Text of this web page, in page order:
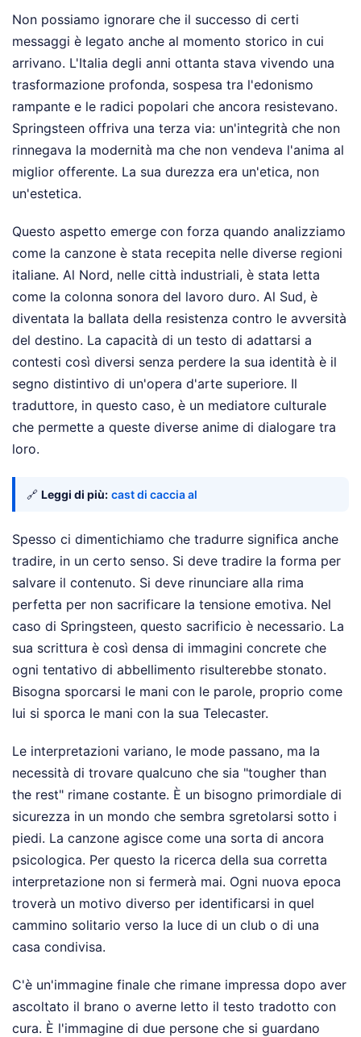
Non possiamo ignorare che il successo di certi
messaggi è legato anche al momento storico in cui
arrivano. L'Italia degli anni ottanta stava vivendo una
trasformazione profonda, sospesa tra l'edonismo
rampante e le radici popolari che ancora resistevano.
Springsteen offriva una terza via: un'integrità che non
rinnegava la modernità ma che non vendeva l'anima al
miglior offerente. La sua durezza era un'etica, non
un'estetica.
Questo aspetto emerge con forza quando analizziamo
come la canzone è stata recepita nelle diverse regioni
italiane. Al Nord, nelle città industriali, è stata letta
come la colonna sonora del lavoro duro. Al Sud, è
diventata la ballata della resistenza contro le avversità
del destino. La capacità di un testo di adattarsi a
contesti così diversi senza perdere la sua identità è il
segno distintivo di un'opera d'arte superiore. Il
traduttore, in questo caso, è un mediatore culturale
che permette a queste diverse anime di dialogare tra
loro.
🔗 Leggi di più: cast di caccia al
Spesso ci dimentichiamo che tradurre significa anche
tradire, in un certo senso. Si deve tradire la forma per
salvare il contenuto. Si deve rinunciare alla rima
perfetta per non sacrificare la tensione emotiva. Nel
caso di Springsteen, questo sacrificio è necessario. La
sua scrittura è così densa di immagini concrete che
ogni tentativo di abbellimento risulterebbe stonato.
Bisogna sporcarsi le mani con le parole, proprio come
lui si sporca le mani con la sua Telecaster.
Le interpretazioni variano, le mode passano, ma la
necessità di trovare qualcuno che sia "tougher than
the rest" rimane costante. È un bisogno primordiale di
sicurezza in un mondo che sembra sgretolarsi sotto i
piedi. La canzone agisce come una sorta di ancora
psicologica. Per questo la ricerca della sua corretta
interpretazione non si fermerà mai. Ogni nuova epoca
troverà un motivo diverso per identificarsi in quel
cammino solitario verso la luce di un club o di una
casa condivisa.
C'è un'immagine finale che rimane impressa dopo aver
ascoltato il brano o averne letto il testo tradotto con
cura. È l'immagine di due persone che si guardano